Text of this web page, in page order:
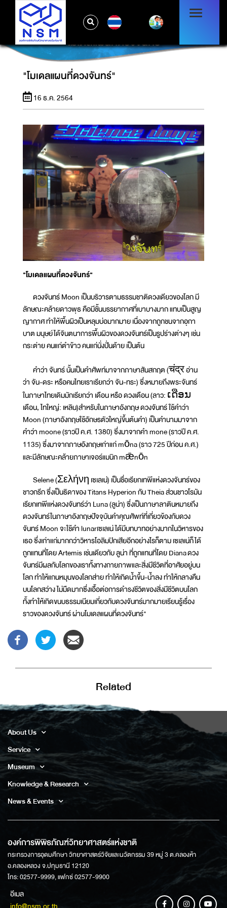
"โมเดลแผนที่ดวงจันทร์"
"โมเดลแผนที่ดวงจันทร์"
16 ธ.ค. 2564
"โมเดลแผนที่ดวงจันทร์"
ดวงจันทร์ Moon เป็นบริวารตามธรรมชาติดวงเดียวของโลก มี
ลักษณะคล้ายดาวพุธ คือมีชั้นบรรยากาศที่เบาบางมาก แทบเป็นสูญ
ญากาศ ทำให้พื้นผิวเป็นหลุมบ่อมากมาย เนื่องจากถูกชนจากอุกา
บาต มนุษย์ได้จินตนาการพื้นผิวของดวงจันทร์เป็นรูปร่างต่างๆ เช่น
กระต่าย คนแก่ตำข้าว คนแก่นั่งปั่นด้าย เป็นต้น
คำว่า จันทร์ นั้นเป็นคำศัพท์มาจากภาษาสันสกฤต (चंद्र อ่าน
ว่า จัน-ดระ หรือคนไทยเราเรียกว่า จัน-ทระ) ซึ่งหมายถึงพระจันทร์
ในภาษาไทยเดิมมักเรียกว่า เดือน หรือ ดวงเดือน (ลาว: ເດືອນ
เดือน, ไทใหญ่: เหลิน)สำหรับในภาษาอังกฤษ ดวงจันทร์ ใช้คำว่า
Moon (ภาษาอังกฤษใช้อักษรตัวใหญ่ขึ้นต้นคำ) เป็นคำนามมาจาก
คำว่า moone (ราวปี ค.ศ. 1380) ซึ่งมาจากคำ mone (ราวปี ค.ศ.
1135) ซึ่งมาจากภาษอังกฤษเก่าแก่ mōna (ราว 725 ปีก่อน ค.ศ.)
และมีลักษณะคล้ายภาษาเจอร์แมนิก mǣnōn
Selene (Σελήνη เซเลเน่) เป็นชื่อเรียกเทพีแห่งดวงจันทร์ของ
ชาวกรีก ซึ่งเป็นธิดาของ Titans Hyperion กับ Theia ส่วนชาวโรมัน
เรียกเทพีแห่งดวงจันทร์ว่า Luna (ลูน่า) ซึ่งเป็นภาษาลาตินหมายถึง
ดวงจันทร์ในภาษาอังกฤษปัจจุบันคำคุณศัพท์ที่เกี่ยวข้องกับดวง
จันทร์ Moon จะใช้คำ lunarเซเลเน่ ได้มีบทบาทอย่างมากในวิหารของ
เธอ ซึ่งเก่าแก่มากกว่าวิหารโอลิมปิกเสียอีกอย่างไรก็ตาม เซเลเน่ก็ได้
ถูกแทนที่โดย Artemis เช่นเดียวกับ ลูน่า ที่ถูกแทนที่โดย Diana ดวง
จันทร์มีผลกับโลกของเราทั้งทางกายภาพและสิ่งมีชีวิตที่อาศัยอยู่บน
โลก ทำให้แกนหมุนของโลกส่าย ทำให้เกิดน้ำขึ้น-น้ำลง ทำให้กลางคืน
บนโลกสว่าง ไม่มืดมากซึ่งเอื้อต่อการดำรงชีวิตของสิ่งมีชีวิตบนโลก
ทั้งทำให้เกิดขนบธรรมเนียมเกี่ยวกับดวงจันทร์มากมายเรียนรู้เรื่อง
ราวของดวงจันทร์ ผ่านโมเดลแผนที่ดวงจันทร์"
Related
About Us
Service
Museum
Knowledge & Research
News & Events
องค์การพิพิธภัณฑ์วิทยาศาสตร์แห่งชาติ
กระทรวงการอุดมศึกษา วิทยาศาสตร์วิจัยและนวัตกรรม 39 หมู่ 3 ต.คลองห้า
อ.คลองหลวง จ.ปทุมธานี 12120
โทร: 02577-9999, แฟกซ์ 02577-9900
อีเมล